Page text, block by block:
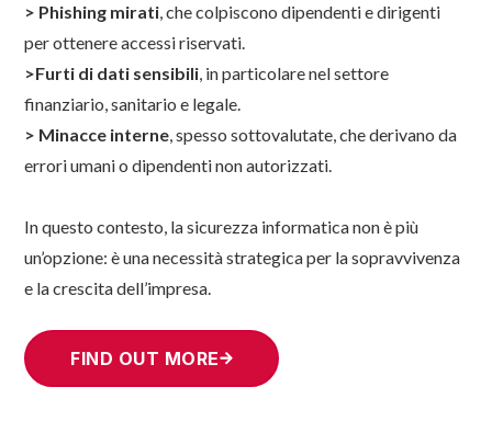
> Phishing mirati, che colpiscono dipendenti e dirigenti
per ottenere accessi riservati.
>Furti di dati sensibili, in particolare nel settore
finanziario, sanitario e legale.
> Minacce interne, spesso sottovalutate, che derivano da
errori umani o dipendenti non autorizzati.
In questo contesto, la sicurezza informatica non è più
un’opzione: è una necessità strategica per la sopravvivenza
e la crescita dell’impresa.
FIND OUT MORE